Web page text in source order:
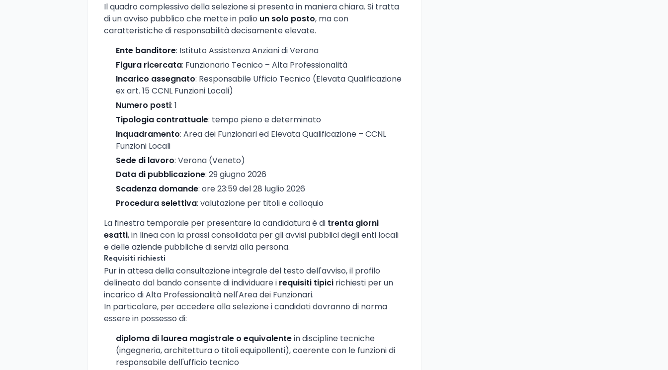
Il quadro complessivo della selezione si presenta in maniera chiara. Si tratta
di un avviso pubblico che mette in palio un solo posto, ma con
caratteristiche di responsabilità decisamente elevate.
Ente banditore: Istituto Assistenza Anziani di Verona
Figura ricercata: Funzionario Tecnico – Alta Professionalità
Incarico assegnato: Responsabile Ufficio Tecnico (Elevata Qualificazione
ex art. 15 CCNL Funzioni Locali)
Numero posti: 1
Tipologia contrattuale: tempo pieno e determinato
Inquadramento: Area dei Funzionari ed Elevata Qualificazione – CCNL
Funzioni Locali
Sede di lavoro: Verona (Veneto)
Data di pubblicazione: 29 giugno 2026
Scadenza domande: ore 23:59 del 28 luglio 2026
Procedura selettiva: valutazione per titoli e colloquio
La finestra temporale per presentare la candidatura è di trenta giorni
esatti, in linea con la prassi consolidata per gli avvisi pubblici degli enti locali
e delle aziende pubbliche di servizi alla persona.
Requisiti richiesti
Pur in attesa della consultazione integrale del testo dell'avviso, il profilo
delineato dal bando consente di individuare i requisiti tipici richiesti per un
incarico di Alta Professionalità nell'Area dei Funzionari.
In particolare, per accedere alla selezione i candidati dovranno di norma
essere in possesso di:
diploma di laurea magistrale o equivalentein discipline tecniche
(ingegneria, architettura o titoli equipollenti), coerente con le funzioni di
responsabile dell'ufficio tecnico